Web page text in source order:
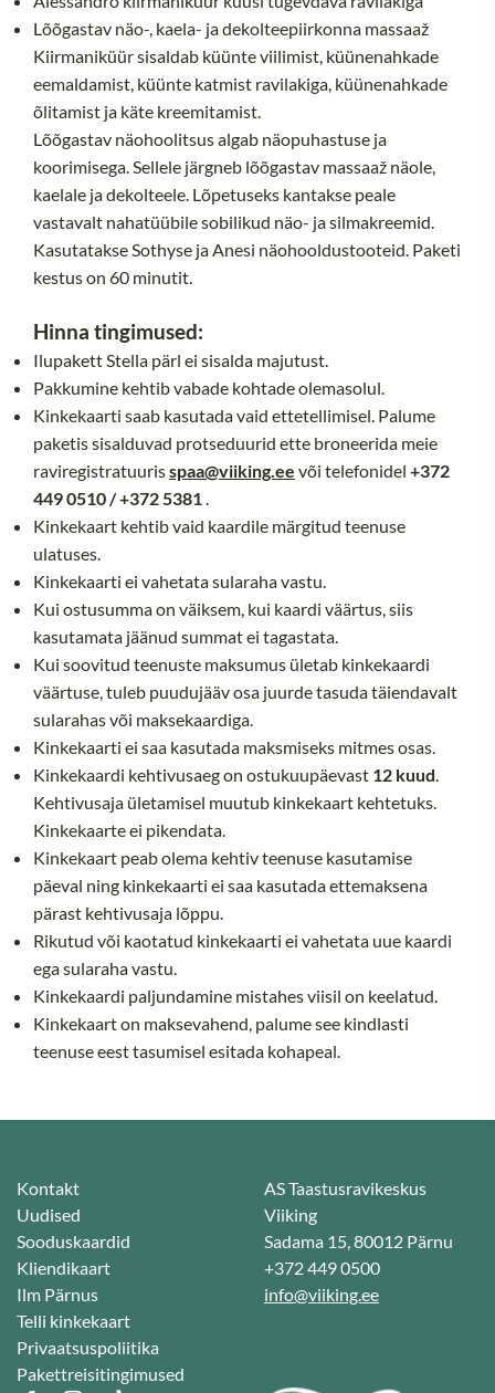
Lõõgastav näo-, kaela- ja dekolteepiirkonna massaaž
Kiirmaniküür sisaldab küünte viilimist, küünenahkade
eemaldamist, küünte katmist ravilakiga, küünenahkade
õlitamist ja käte kreemitamist.
Lõõgastav näohoolitsus algab näopuhastuse ja
koorimisega. Sellele järgneb lõõgastav massaaž näole,
kaelale ja dekolteele. Lõpetuseks kantakse peale
vastavalt nahatüübile sobilikud näo- ja silmakreemid.
Kasutatakse Sothyse ja Anesi näohooldustooteid. Paketi
kestus on 60 minutit.
Hinna tingimused:
Ilupakett Stella pärl ei sisalda majutust.
Pakkumine kehtib vabade kohtade olemasolul.
Kinkekaarti saab kasutada vaid ettetellimisel. Palume
paketis sisalduvad protseduurid ette broneerida meie
raviregistratuurisspaa@viiking.ee või telefonidel +372
449 0510 / +372 5381.
Kinkekaart kehtib vaid kaardile märgitud teenuse
ulatuses.
Kinkekaarti ei vahetata sularaha vastu.
Kui ostusumma on väiksem, kui kaardi väärtus, siis
kasutamata jäänud summat ei tagastata.
Kui soovitud teenuste maksumus ületab kinkekaardi
väärtuse, tuleb puudujääv osa juurde tasuda täiendavalt
sularahas või maksekaardiga.
Kinkekaarti ei saa kasutada maksmiseks mitmes osas.
Kinkekaardi kehtivusaeg on ostukuupäevast 12 kuud.
Kehtivusaja ületamisel muutub kinkekaart kehtetuks.
Kinkekaarte ei pikendata.
Kinkekaart peab olema kehtiv teenuse kasutamise
päeval ning kinkekaarti ei saa kasutada ettemaksena
pärast kehtivusaja lõppu.
Rikutud või kaotatud kinkekaarti ei vahetata uue kaardi
ega sularaha vastu.
Kinkekaardi paljundamine mistahes viisil on keelatud.
Kinkekaart on maksevahend, palume see kindlasti
teenuse eest tasumisel esitada kohapeal.
Kontakt
Uudised
Sooduskaardid
Kliendikaart
Ilm Pärnus
Telli kinkekaart
Privaatsuspoliitika
Pakettreisitingimused
AS Taastusravikeskus
Viiking
Sadama 15, 80012 Pärnu
+372 449 0500
info@viiking.ee